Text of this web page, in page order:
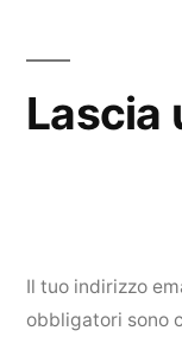
Lascia
Il tuo indirizzo
obbligatori sono